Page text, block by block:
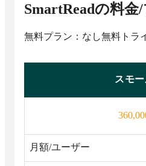
SmartReadの料金
無料プラン：なし無料トラ
スモ
月額/ユーザー